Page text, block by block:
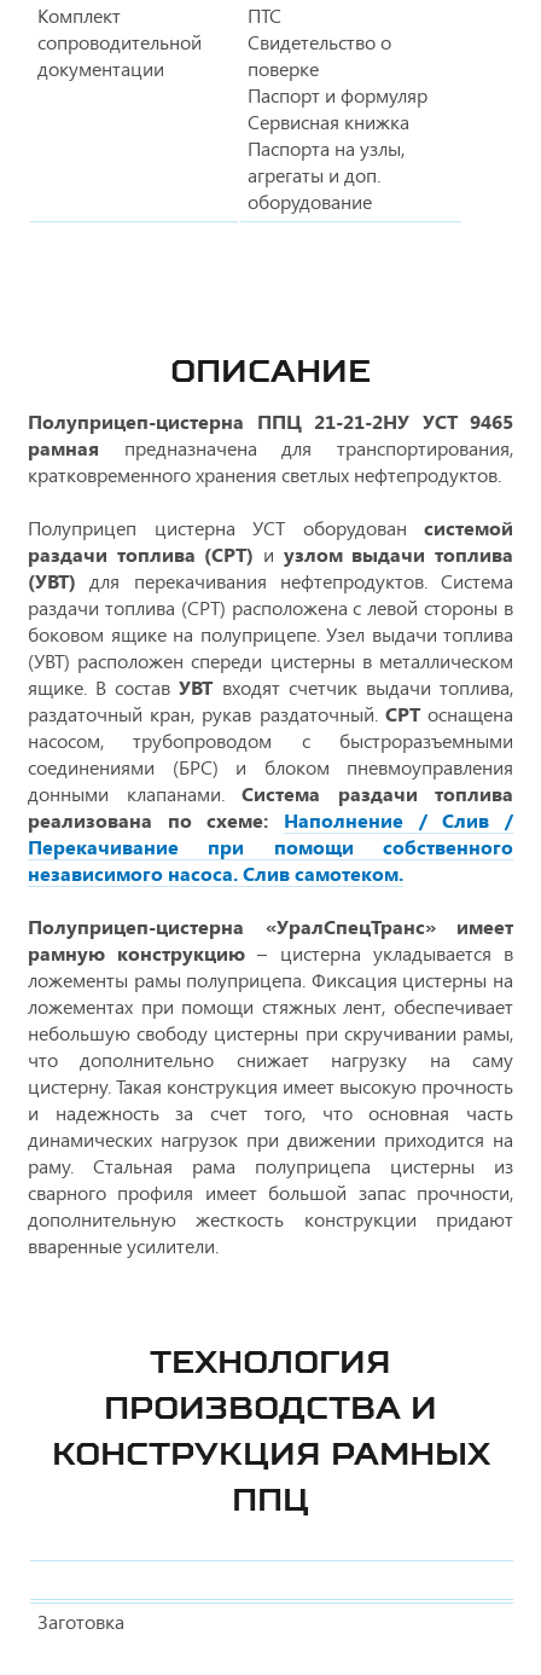
Комплект
сопроводительной
документации
ПТС
Свидетельство о
поверке
Паспорт и формуляр
Сервисная книжка
Паспорта на узлы,
агрегаты и доп.
оборудование
ОПИСАНИЕ
Полуприцеп-цистерна ППЦ 21-21-2НУ УСТ 9465
рамная предназначена для транспортирования,
кратковременного хранения светлых нефтепродуктов.
Полуприцеп цистерна УСТ оборудован системой
раздачи топлива (СРТ) и узлом выдачи топлива
(УВТ) для перекачивания нефтепродуктов. Система
раздачи топлива (СРТ) расположена с левой стороны в
боковом ящике на полуприцепе. Узел выдачи топлива
(УВТ) расположен спереди цистерны в металлическом
ящике. В составУВТвходят счетчик выдачи топлива,
раздаточный кран, рукав раздаточный. СРТоснащена
насосом, трубопроводом с быстроразъемными
соединениями (БРС) и блоком пневмоуправления
донными клапанами. Система раздачи топлива
реализована по схеме: Наполнение / Слив /
Перекачивание при помощи собственного
независимого насоса. Слив самотеком.
Полуприцеп-цистерна «УралСпецТранс» имеет
рамную конструкцию – цистерна укладывается в
ложементы рамы полуприцепа. Фиксация цистерны на
ложементах при помощи стяжных лент, обеспечивает
небольшую свободу цистерны при скручивании рамы,
что дополнительно снижает нагрузку на саму
цистерну. Такая конструкция имеет высокую прочность
и надежность за счет того, что основная часть
динамических нагрузок при движении приходится на
раму. Стальная рама полуприцепа цистерны из
сварного профиля имеет большой запас прочности,
дополнительную жесткость конструкции придают
вваренные усилители.
ТЕХНОЛОГИЯ
ПРОИЗВОДСТВА И
КОНСТРУКЦИЯ РАМНЫХ
ППЦ
Заготовка